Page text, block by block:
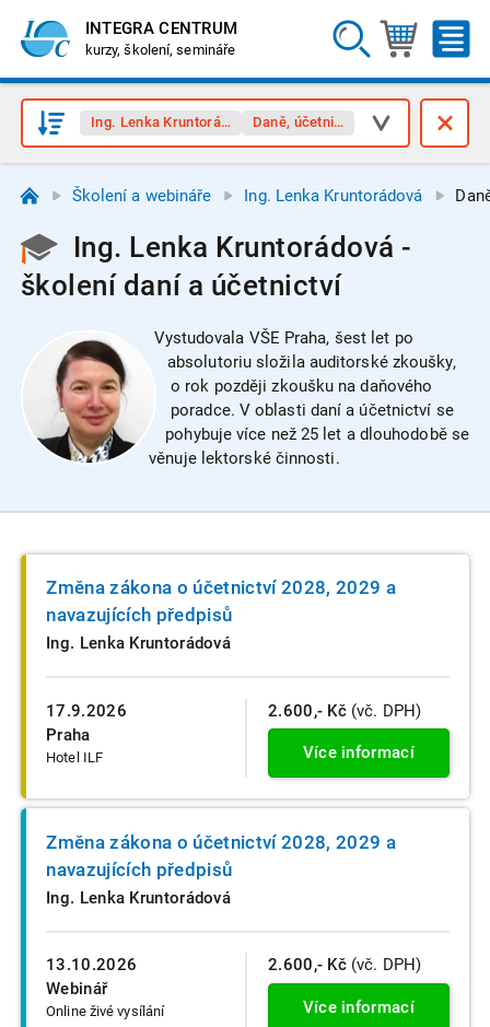
INTEGRA CENTRUM
kurzy, školení, semináře
Ing. Lenka Kruntorádová Daně, účetnictví
Školení a webináře Ing. Lenka Kruntorádová
Ing. Lenka Kruntorádová -
školení daní a účetnictví
Vystudovala VŠE Praha, šest let po
absolutoriu složila auditorské zkoušky,
o rok později zkoušku na daňového
poradce. V oblasti daní a účetnictví se
pohybuje více než 25 let a dlouhodobě se
věnuje lektorské činnosti.
17.9.2026
Praha
Hotel ILF
Změna zákona o účetnictví 2028, 2029 a
navazujících předpisů
Ing. Lenka Kruntorádová
2.600,- Kč (vč. DPH)
Více informací
13.10.2026
Webinář
Online živé vysílání
Změna zákona o účetnictví 2028, 2029 a
navazujících předpisů
Ing. Lenka Kruntorádová
2.600,- Kč (vč. DPH)
Více informací